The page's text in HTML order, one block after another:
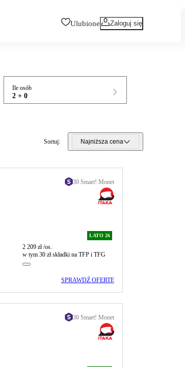
Ulubione Zaloguj się
Ile osób
2 + 0
Sortuj: Najniższa cena
30 Smart! Monet
LATO 26
2 209 zł/os.
w tym 30 zł składki na TFP i TFG
SPRAWDŹ OFERTĘ
30 Smart! Monet